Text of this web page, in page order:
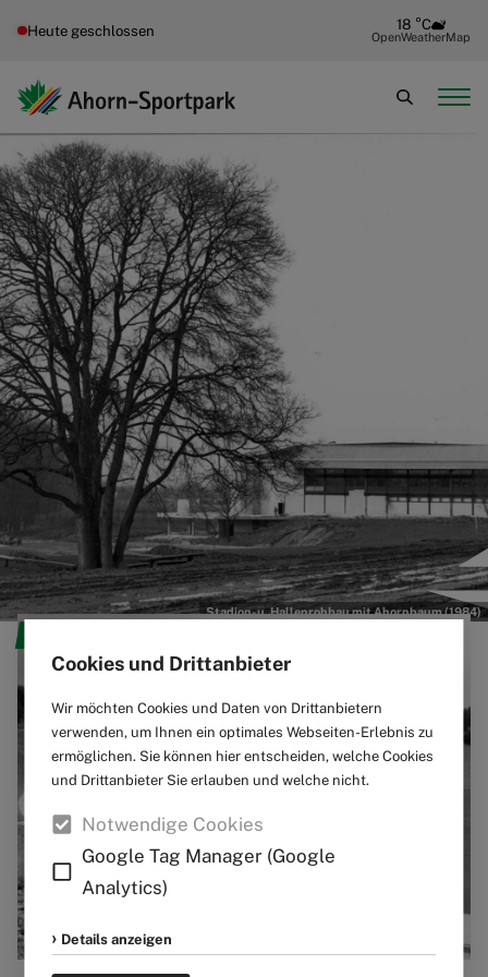
Cookies und Drittanbieter
Wir möchten Cookies und Daten von Drittanbietern
verwenden, um Ihnen ein optimales Webseiten-Erlebnis zu
ermöglichen. Sie können hier entscheiden, welche Cookies
und Drittanbieter Sie erlauben und welche nicht.
Notwendige Cookies
Google Tag Manager (Google
Analytics)
Details anzeigen
Heute geschlossen 18 °C
OpenWeatherMap
Stadion- u. Hallenrohbau mit Ahornbaum (1984)